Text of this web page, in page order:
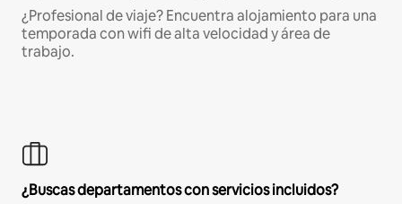
¿Profesional de viaje? Encuentra alojamiento para una
temporada con wifi de alta velocidad y área de
trabajo.
¿Buscas departamentos con servicios incluidos?